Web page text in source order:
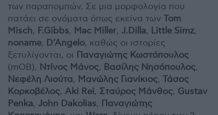
των παραπομπών. Σε μια μορφολογία που
πατάει σε ονόματα όπως εκείνα των Tom
Misch, F.Gibbs, Mac Miller, J.Dilla, Little Simz,
noname, D’Angelo, καθώς οι ιστορίες
ξετυλίγονται, οι Παναγιώτης Κωστόπουλος
(mOB), Ντίνος Μάνος, Βασίλης Νησόπουλος,
Νεφέλη Λιούτα, Μανώλης Γιανίκιος, Τάσος
Κορκοβέλος, Aki Rei, Σταύρος Μάνθος, Gustav
Penka, John Dakolias, Παναγιώτης